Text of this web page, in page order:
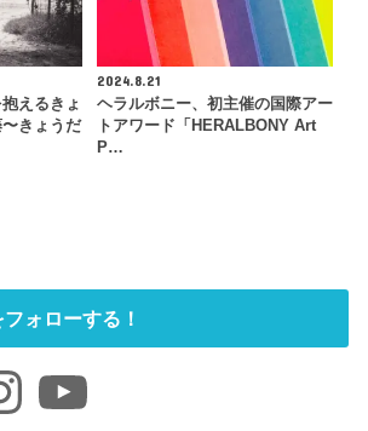
えるきょ
きょうだ
2024.8.21
ヘラルボニー、初主催の国際アー
トアワード「HERALBONY Art
P…
ォローする！
YouTube